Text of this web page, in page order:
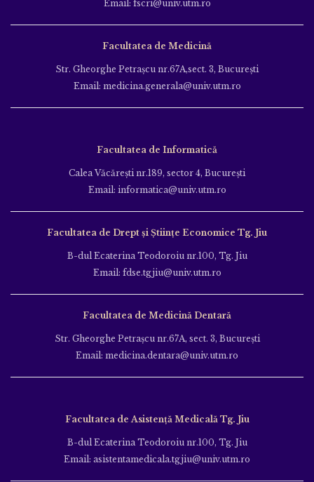
Email: fscri@univ.utm.ro
Facultatea de Medicină
Str. Gheorghe Petraşcu nr.67A,sect. 3, Bucureşti
Email: medicina.generala@univ.utm.ro
Facultatea de Informatică
Calea Văcăreşti nr.189, sector 4, Bucureşti
Email: informatica@univ.utm.ro
Facultatea de Drept și Științe Economice Tg. Jiu
B-dul Ecaterina Teodoroiu nr.100, Tg. Jiu
Email: fdse.tgjiu@univ.utm.ro
Facultatea de Medicină Dentară
Str. Gheorghe Petraşcu nr.67A, sect. 3, Bucureşti
Email: medicina.dentara@univ.utm.ro
Facultatea de Asistență Medicală Tg. Jiu
B-dul Ecaterina Teodoroiu nr.100, Tg. Jiu
Email: asistentamedicala.tgjiu@univ.utm.ro